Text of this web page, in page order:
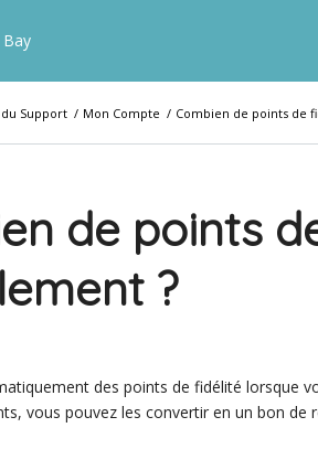
Support / Mon Compte / Combien de points de
de points
?
des points de fidélité lorsque
vous pouvez les convertir en un bon